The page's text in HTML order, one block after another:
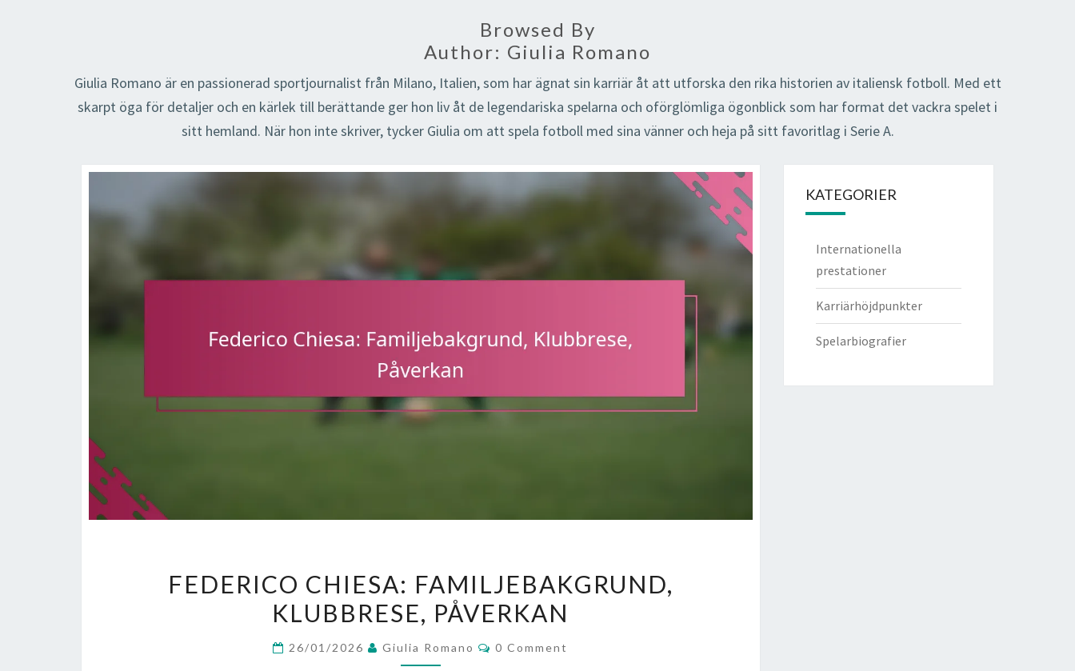
Browsed By
Author: Giulia Romano
Giulia Romano är en passionerad sportjournalist från Milano, Italien, som har ägnat sin karriär åt att utforska den rika historien av italiensk fotboll. Med ett
skarpt öga för detaljer och en kärlek till berättande ger hon liv åt de legendariska spelarna och oförglömliga ögonblick som har format det vackra spelet i
sitt hemland. När hon inte skriver, tycker Giulia om att spela fotboll med sina vänner och heja på sitt favoritlag i Serie A.
CHIESA:
FAMILJEBAKGRUND,
PÅVERKAN
FEDERICO CHIESA: FAMILJEBAKGRUND,
KLUBBRESE, PÅVERKAN
26/01/2026 Giulia Romano Comments
0 Comment
KATEGORIER
Internationella
prestationer
Karriärhöjdpunkter
Spelarbiografier